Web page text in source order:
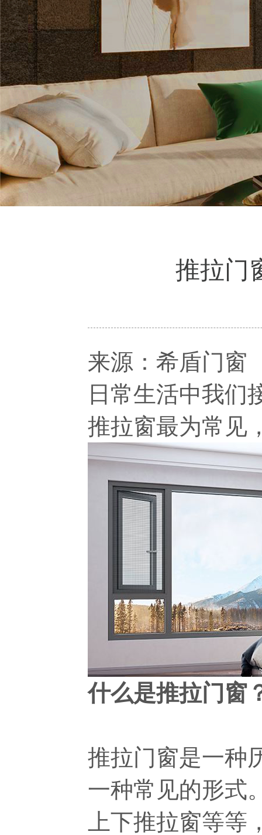
推拉门
来源：希盾门
日常生活中我们
推拉窗最为常见
什么是推拉门窗
推拉门窗是一种
一种常见的形式
上下推拉窗等